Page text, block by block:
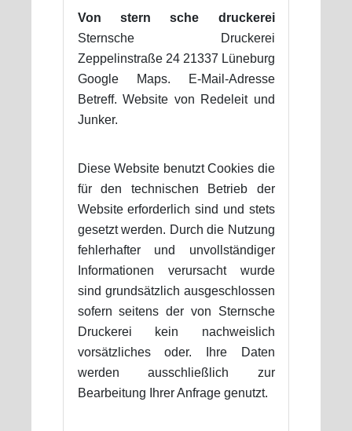
Von stern sche druckerei
Sternsche Druckerei
Zeppelinstraße 24 21337 Lüneburg
Google Maps. E-Mail-Adresse
Betreff. Website von Redeleit und
Junker.
Diese Website benutzt Cookies die
für den technischen Betrieb der
Website erforderlich sind und stets
gesetzt werden. Durch die Nutzung
fehlerhafter und unvollständiger
Informationen verursacht wurde
sind grundsätzlich ausgeschlossen
sofern seitens der von Sternsche
Druckerei kein nachweislich
vorsätzliches oder. Ihre Daten
werden ausschließlich zur
Bearbeitung Ihrer Anfrage genutzt.